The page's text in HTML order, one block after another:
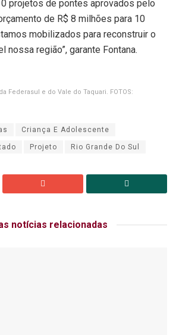
projetos de pontes aprovados pelo
de R$ 8 milhões para 10
mobilizados para reconstruir o
nossa região”, garante Fontana.
Federasul e do Vale do Taquari. FOTOS:
Criança E Adolescente
Projeto Rio Grande Do Sul
notícias relacionadas